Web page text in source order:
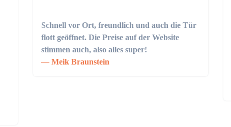
Schnell vor Ort, freundlich und auch die Tür
flott geöffnet. Die Preise auf der Website
stimmen auch, also alles super!
Meik Braunstein